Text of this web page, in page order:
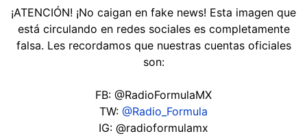
¡ATENCIÓN! ¡No caigan en fake news! Esta imagen que
está circulando en redes sociales es completamente
falsa. Les recordamos que nuestras cuentas oficiales
son:
FB: @RadioFormulaMX
TW: @Radio_Formula
IG: @radioformulamx